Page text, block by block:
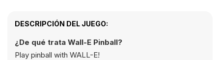
DESCRIPCIÓN DEL JUEGO:
¿De qué trata Wall-E Pinball?
Play pinball with WALL-E!